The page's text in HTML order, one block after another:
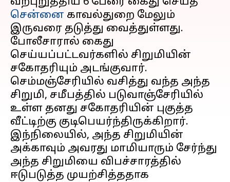
சென்னை காவல்துறை மேலும்
இருவரை தடுத்து வைத்துள்ளது.
போலீசாரால் கைது
செய்யப்பட்டவர்களில் சிறுமியின்
சகோதரியும் அடங்குவார்.
செம்மஞ்சேரியில் வசித்து வந்த அந்த
சிறுமி, சமீபத்தில் படுவாஞ்சேரியில்
உள்ள தனது சகோதரியின் புகுத்த
வீட்டிற்கு குடிபெயர்ந்திருக்கிறார்.
இந்நிலையில், அந்த சிறுமியின்
அக்காவும் அவரது மாமியாரும் சேர்ந்து
அந்த சிறுமியை விபச்சாரத்தில்
ஈடுபடுத்த முயற்சித்ததாக